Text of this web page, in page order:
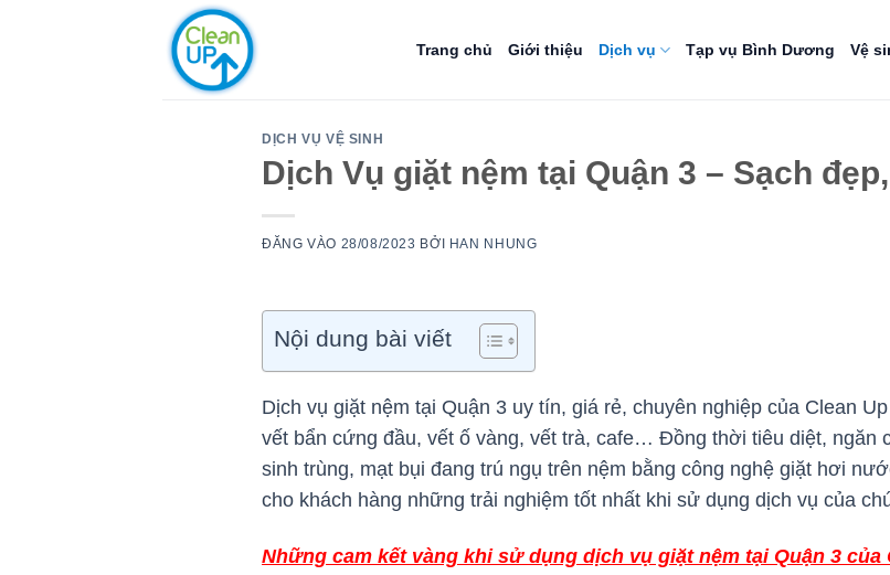
Trang chủ Giới thiệu Dịch vụ Tạp vụ Bình Dương Vệ
DỊCH VỤ VỆ SINH
Dịch Vụ giặt nệm tại Quận 3 – Sạch
ĐĂNG VÀO 28/08/2023 BỞI HAN NHUNG
Nội dung bài viết
Dịch vụ giặt nệm tại Quận 3 uy tín, giá rẻ, chuyên nghiệp của Clean
vết bẩn cứng đầu, vết ố vàng, vết trà, cafe… Đồng thời tiêu diệt, ngăn
sinh trùng, mạt bụi đang trú ngụ trên nệm bằng công nghệ giặt hơi
cho khách hàng những trải nghiệm tốt nhất khi sử dụng dịch vụ của
Những cam kết vàng khi sử dụng dịch vụ giặt nệm tại Quận 3 của